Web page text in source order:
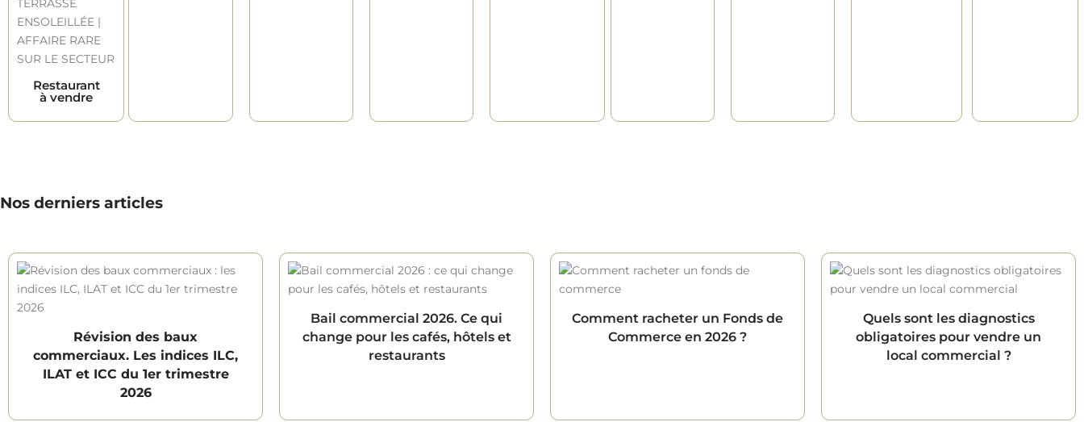
Restaurant
à vendre
Nos derniers articles
Révision des baux
commerciaux. Les indices ILC,
ILAT et ICC du 1er trimestre
2026
Bail commercial 2026. Ce qui
change pour les cafés, hôtels et
restaurants
Comment racheter un Fonds de
Commerce en 2026 ?
Quels sont les diagnostics
obligatoires pour vendre un
local commercial ?